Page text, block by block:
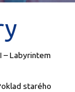
– Labyrintem
starého